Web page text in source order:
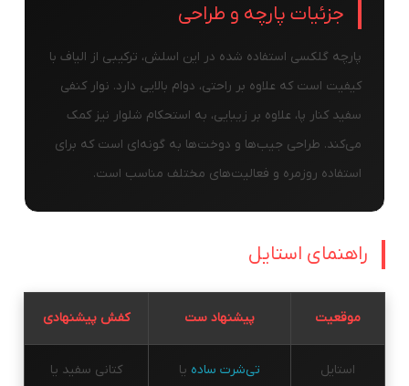
جزئیات پارچه و طراحی
پارچه گلکسی استفاده شده در این اسلش، ترکیبی از الیاف با
کیفیت است که علاوه بر راحتی، دوام بالایی دارد. نوار کنفی
سفید کنار پا، علاوه بر زیبایی، به استحکام شلوار نیز کمک
می‌کند. طراحی جیب‌ها و دوخت‌ها به گونه‌ای است که برای
استفاده روزمره و فعالیت‌های مختلف مناسب است.
راهنمای استایل
موقعیت پیشنهاد ست کفش پیشنهادی
استایل
تی‌شرت ساده یا
کتانی سفید یا